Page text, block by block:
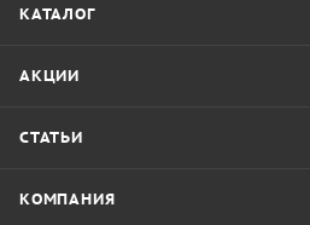
КАТАЛОГ
АКЦИИ
СТАТЬИ
КОМПАНИЯ